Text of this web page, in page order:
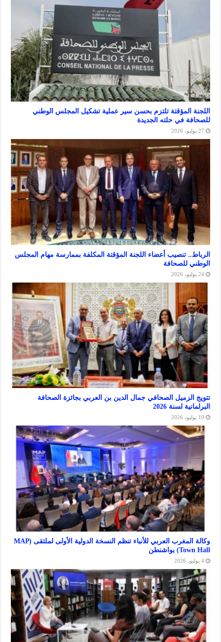
المؤقتة تلتزم بحسن سير عملية تشكيل المجلس الوطني
في حلته الجديدة
تنصيب أعضاء اللجنة المؤقتة المكلفة بممارسة مهام المجلس
للصحافة
الصحافي جمال الدين بن العربي بجائزة الصحافة
لسنة 2026
وكالة المغرب العربي للأنباء تنظم النسخة الدولية الأولى لملتقى (MAP